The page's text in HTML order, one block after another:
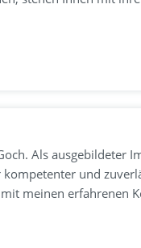
Als ausgebildeter
und
meinen erfahrenen